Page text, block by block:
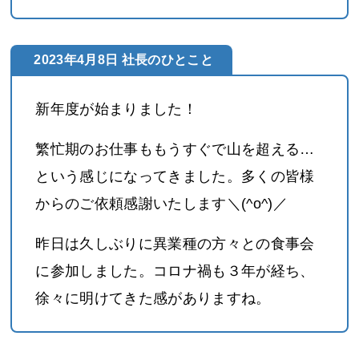
2023年4月8日 社長のひとこと
新年度が始まりました！
繁忙期のお仕事ももうすぐで山を超える…
という感じになってきました。多くの皆様
からのご依頼感謝いたします＼(^o^)／
昨日は久しぶりに異業種の方々との食事会
に参加しました。コロナ禍も３年が経ち、
徐々に明けてきた感がありますね。